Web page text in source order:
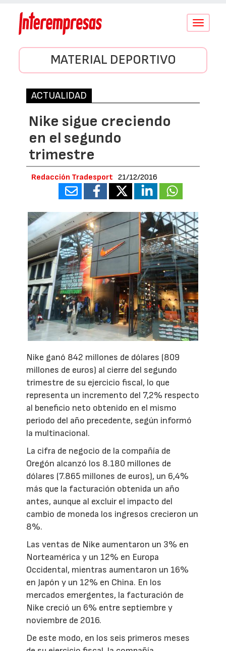
Conmutar
MATERIAL DEPORTIVO
ACTUALIDAD
Nike sigue creciendo
en el segundo
trimestre
Redacción Tradesport 21/12/2016
Nike ganó 842 millones de dólares (809
millones de euros) al cierre del segundo
trimestre de su ejercicio fiscal, lo que
representa un incremento del 7,2% respecto
al beneficio neto obtenido en el mismo
periodo del año precedente, según informó
la multinacional.
La cifra de negocio de la compañía de
Oregón alcanzó los 8.180 millones de
dólares (7.865 millones de euros), un 6,4%
más que la facturación obtenida un año
antes, aunque al excluir el impacto del
cambio de moneda los ingresos crecieron un
8%.
Las ventas de Nike aumentaron un 3% en
Norteamérica y un 12% en Europa
Occidental, mientras aumentaron un 16%
en Japón y un 12% en China. En los
mercados emergentes, la facturación de
Nike creció un 6% entre septiembre y
noviembre de 2016.
De este modo, en los seis primeros meses